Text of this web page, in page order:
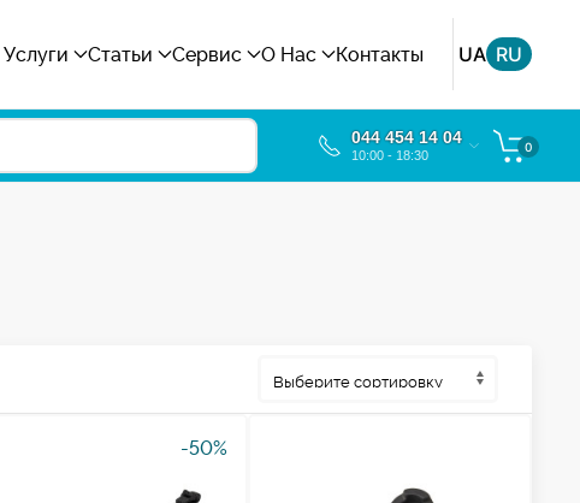
Услуги Статьи Сервис О Нас Контакты UA RU
044 454 14 04
10:00 - 18:30
0
-50%